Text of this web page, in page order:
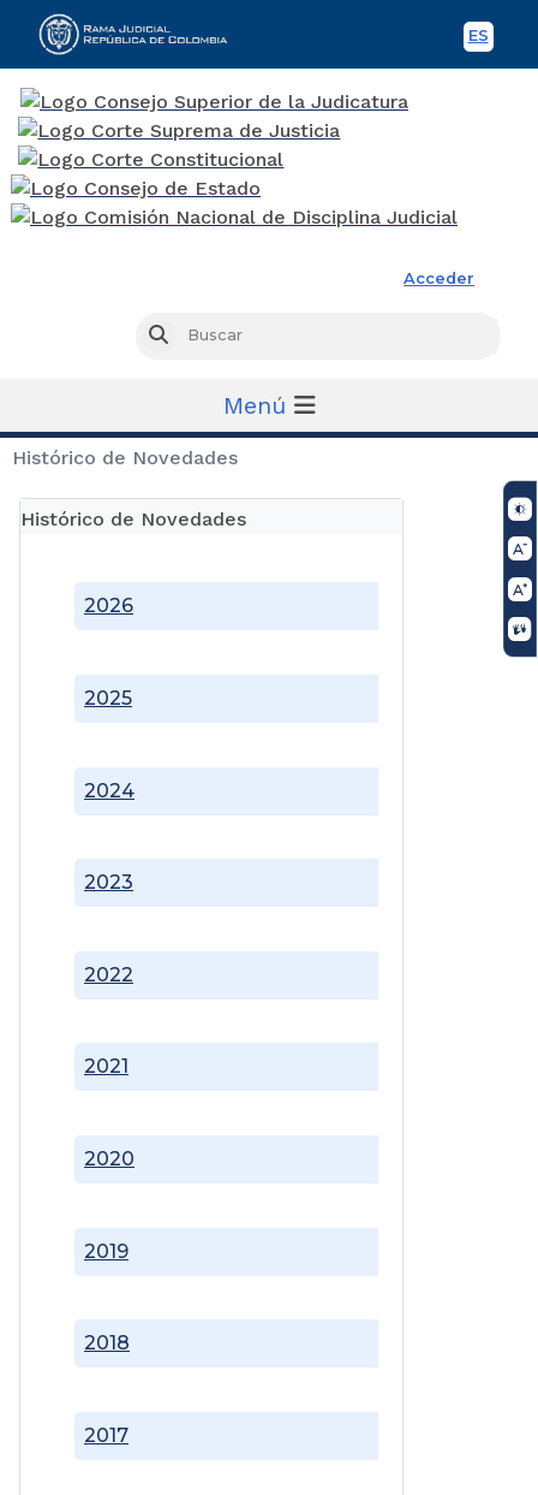
ES
Acceder
Buscar
Menú
Histórico de Novedades
Histórico de Novedades
2017
2018
2019
2020
2021
2022
2023
2024
2025
2026